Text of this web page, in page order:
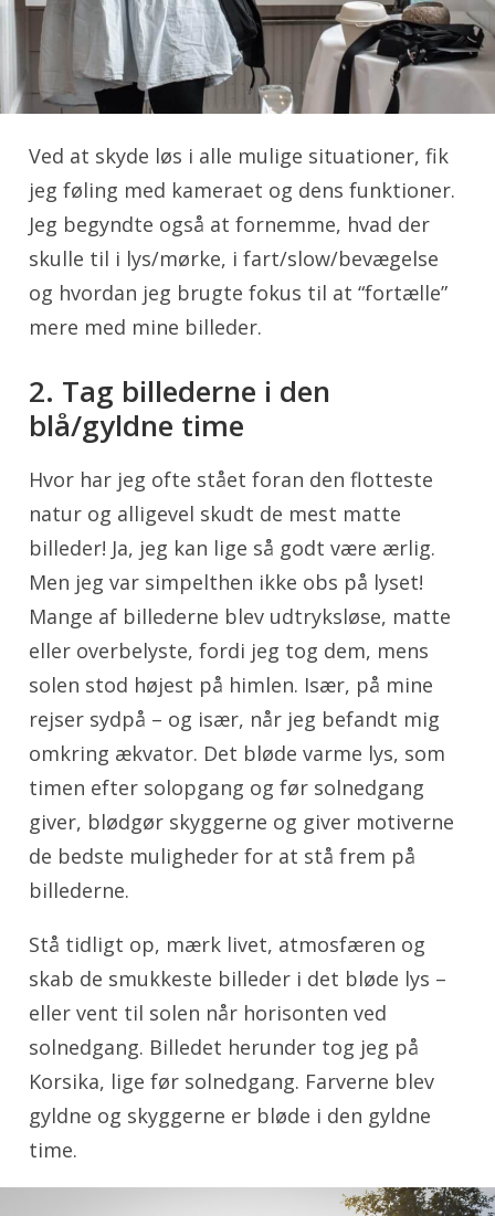
Ved at skyde løs i alle mulige situationer, fik
jeg føling med kameraet og dens funktioner.
Jeg begyndte også at fornemme, hvad der
skulle til i lys/mørke, i fart/slow/bevægelse
og hvordan jeg brugte fokus til at “fortælle”
mere med mine billeder.
2. Tag billederne i den
blå/gyldne time
Hvor har jeg ofte stået foran den flotteste
natur og alligevel skudt de mest matte
billeder! Ja, jeg kan lige så godt være ærlig.
Men jeg var simpelthen ikke obs på lyset!
Mange af billederne blev udtryksløse, matte
eller overbelyste, fordi jeg tog dem, mens
solen stod højest på himlen. Især, på mine
rejser sydpå – og især, når jeg befandt mig
omkring ækvator. Det bløde varme lys, som
timen efter solopgang og før solnedgang
giver, blødgør skyggerne og giver motiverne
de bedste muligheder for at stå frem på
billederne.
Stå tidligt op, mærk livet, atmosfæren og
skab de smukkeste billeder i det bløde lys –
eller vent til solen når horisonten ved
solnedgang. Billedet herunder tog jeg på
Korsika, lige før solnedgang. Farverne blev
gyldne og skyggerne er bløde i den gyldne
time.